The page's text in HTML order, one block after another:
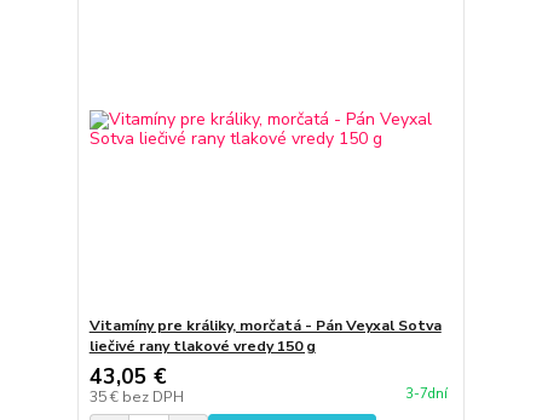
Vitamíny pre králiky, morčatá - Pán Veyxal Sotva
liečivé rany tlakové vredy 150 g
43,05 €
35 € bez DPH 3-7dní